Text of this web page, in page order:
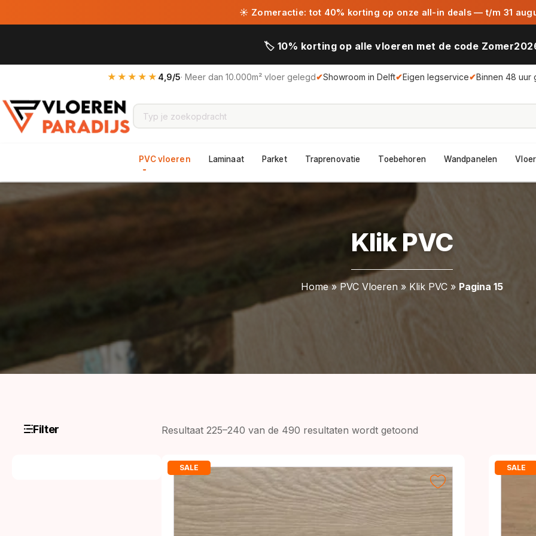
☀ Zomeractie: tot 40% korting op onze all-in deals — t/m 31
🏷️ 10% korting op alle vloeren met de code
★★★★★ 4,9/5· Meer dan 10.000m² vloer gelegd✔Showroom in Delft✔Eigen legservice✔Binnen 48 uur
PVC vloeren Laminaat Parket Traprenovatie Toebehoren Wandpanelen
Klik PVC
Home»PVC Vloeren » Klik PVC » Pagina 15
Filter Resultaat 225–240 van de 490 resultaten wordt getoond
laag
naar
hoog
SALE SALE